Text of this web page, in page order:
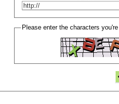
Please enter the characters